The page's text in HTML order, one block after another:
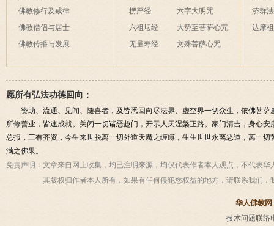
佛教修行及戒律
佛教僧侣与居士
佛教传播与发展
楞严经
六祖坛经
无量寿经
六字大明咒
大势至菩萨心咒
文殊菩萨心咒
济群
达摩
愿所有弘法功德回向：
赞助、流通、见闻、随喜者，及皆悉回向尽法界、虚空界一切众生，依佛菩
所修善业，皆速成就。关闭一切诸恶趣门，开示人天涅槃正路。家门清吉，身心
总报，三有齐资，今生来世脱离一切外道天魔之缠缚，生生世世永离恶道，离一
满之佛果。
免责声明： 文章来自网上收集，均已注明来源，均仅代表作者本人观点，不代表
其版权归作者本人所有，如果有任何侵犯您权益的地方，请联系我们，
华人佛教网
技术问题联络